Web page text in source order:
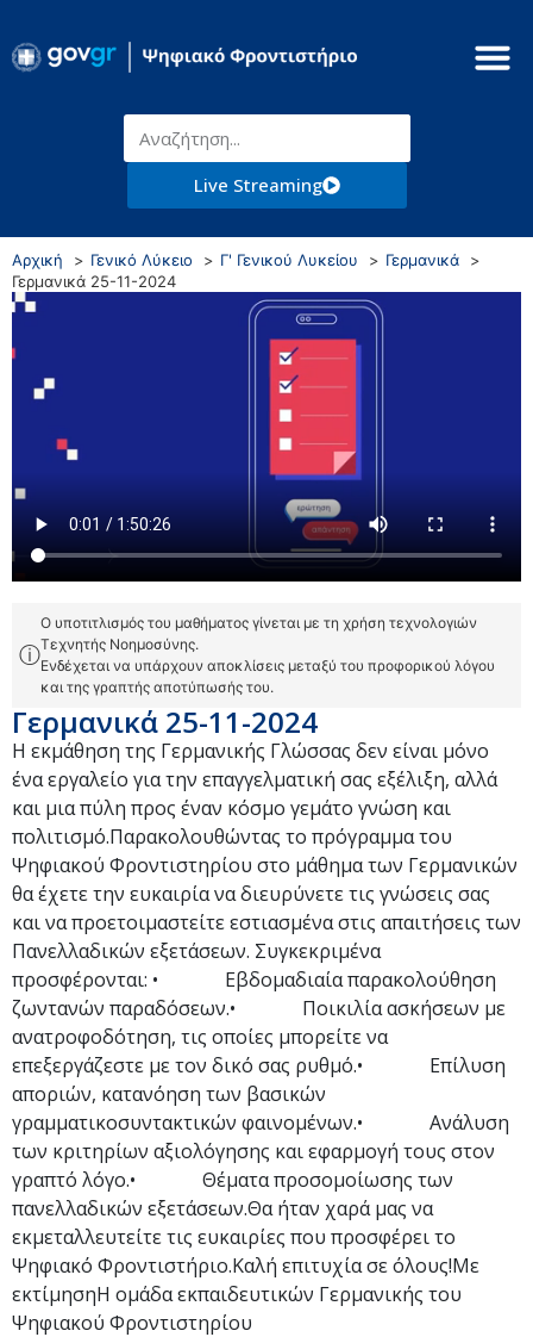
Live Streaming
Αρχική Γενικό Λύκειο Γ' Γενικού Λυκείου
Γερμανικά
Γερμανικά 25-11-2024
ⓘ
Ο υποτιτλισμός του μαθήματος γίνεται με τη χρήση τεχνολογιών
Τεχνητής Νοημοσύνης.
Ενδέχεται να υπάρχουν αποκλίσεις μεταξύ του προφορικού λόγου
και της γραπτής αποτύπωσής του.
Γερμανικά 25-11-2024
Η εκμάθηση της Γερμανικής Γλώσσας δεν είναι μόνο
ένα εργαλείο για την επαγγελματική σας εξέλιξη, αλλά
και μια πύλη προς έναν κόσμο γεμάτο γνώση και
πολιτισμό.Παρακολουθώντας το πρόγραμμα του
Ψηφιακού Φροντιστηρίου στο μάθημα των Γερμανικών
θα έχετε την ευκαιρία να διευρύνετε τις γνώσεις σας
και να προετοιμαστείτε εστιασμένα στις απαιτήσεις των
Πανελλαδικών εξετάσεων. Συγκεκριμένα
προσφέρονται: • Εβδομαδιαία παρακολούθηση
ζωντανών παραδόσεων.• Ποικιλία ασκήσεων με
ανατροφοδότηση, τις οποίες μπορείτε να
επεξεργάζεστε με τον δικό σας ρυθμό.• Επίλυση
αποριών, κατανόηση των βασικών
γραμματικοσυντακτικών φαινομένων.• Ανάλυση
των κριτηρίων αξιολόγησης και εφαρμογή τους στον
γραπτό λόγο.• Θέματα προσομοίωσης των
πανελλαδικών εξετάσεων.Θα ήταν χαρά μας να
εκμεταλλευτείτε τις ευκαιρίες που προσφέρει το
Ψηφιακό Φροντιστήριο.Καλή επιτυχία σε όλους!Με
εκτίμησηΗ ομάδα εκπαιδευτικών Γερμανικής του
Ψηφιακού Φροντιστηρίου